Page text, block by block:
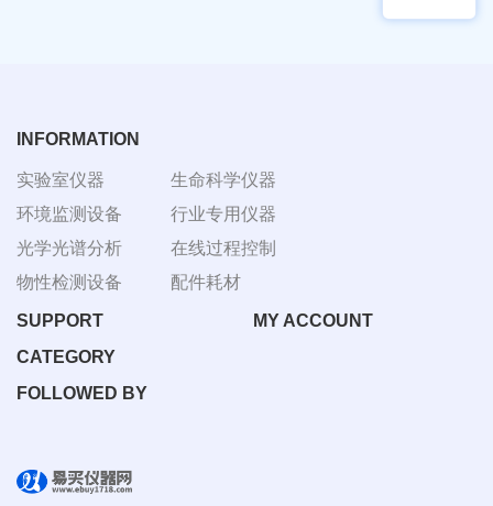
INFORMATION
实验室仪器
环境监测设备
光学光谱分析
物性检测设备
生命科学仪器
行业专用仪器
在线过程控制
配件耗材
SUPPORT
MY ACCOUNT
CATEGORY
FOLLOWED BY